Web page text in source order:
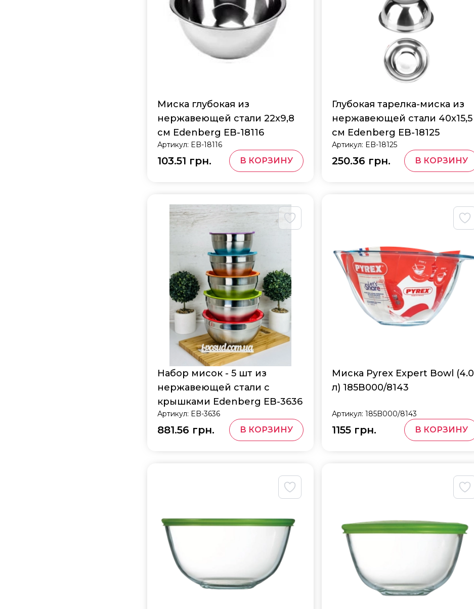
Миска глубокая из
нержавеющей стали 22x9,8
см Edenberg EB-18116
Артикул: EB-18116
103.51 грн. В КОРЗИНУ
Глубокая тарелка-миска из
нержавеющей стали 40x15,5
см Edenberg EB-18125
Артикул: EB-18125
250.36 грн. В КОРЗИНУ
Набор мисок - 5 шт из
нержавеющей стали с
крышками Edenberg EB-3636
Артикул: EB-3636
881.56 грн. В КОРЗИНУ
Миска Pyrex Expert Bowl (4.0
л) 185B000/8143
Артикул:185B000/8143
1155 грн. В КОРЗИНУ